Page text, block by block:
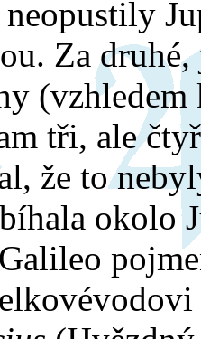
Za
(vzhledem
tři, ale
že to
okolo